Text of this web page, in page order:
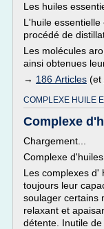
Les huiles
L'huile
procédé de
Les molécules
ainsi obtenues
→ 186 Articles (et
COMPLEXE HUILE
Complexe
Chargement...
Complexe
Les complexes d'
toujours leur
soulager certains
relaxant et
détente. Inutile de